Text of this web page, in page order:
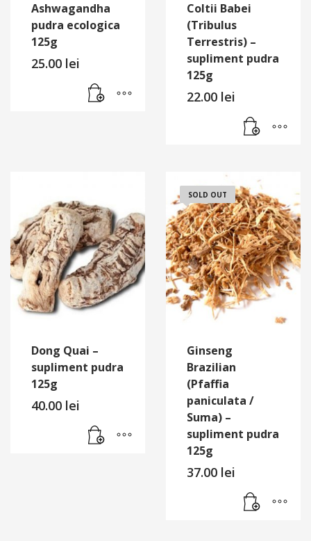
Ashwagandha
pudra ecologica
125g
25.00 lei
Coltii Babei
(Tribulus
Terrestris) –
supliment pudra
125g
22.00 lei
Dong Quai –
supliment pudra
125g
40.00 lei
SOLD OUT
Ginseng
Brazilian
(Pfaffia
paniculata /
Suma) –
supliment pudra
125g
37.00 lei